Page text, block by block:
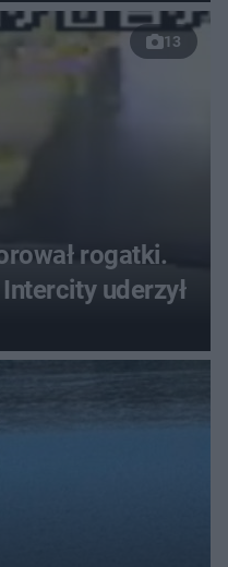
13
rogatki.
uderzył